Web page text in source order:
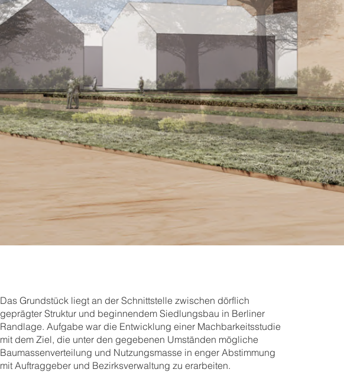
Das Grundstück liegt an der Schnittstelle zwischen dörflich
geprägter Struktur und beginnendem Siedlungsbau in Berliner
Randlage. Aufgabe war die Entwicklung einer Machbarkeitsstudie
mit dem Ziel, die unter den gegebenen Umständen mögliche
Baumassenverteilung und Nutzungsmasse in enger Abstimmung
mit Auftraggeber und Bezirksverwaltung zu erarbeiten.